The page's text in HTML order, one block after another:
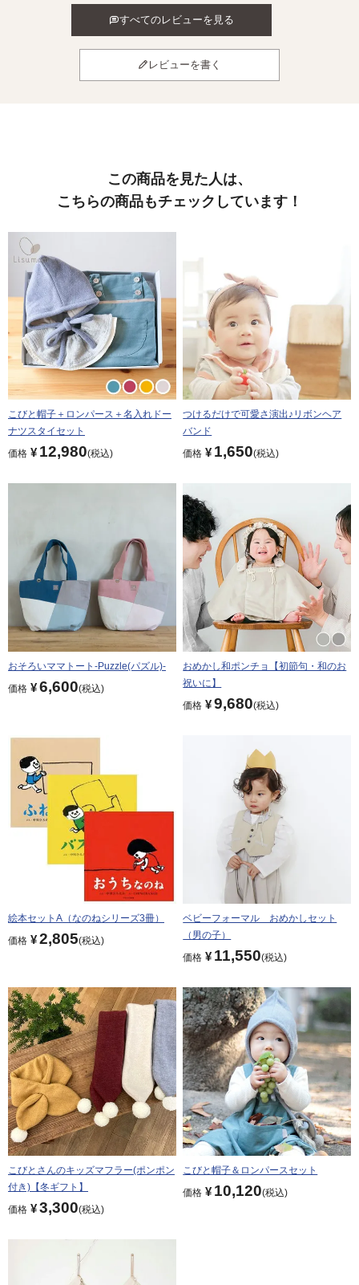
すべてのレビューを見る
レビューを書く
この商品を見た人は、
こちらの商品もチェックしています！
こびと帽子＋ロンパース＋名入れドー
ナツスタイセット
価格 ¥ 12,980 税込
つけるだけで可愛さ演出♪リボンヘア
バンド
価格 ¥ 1,650 税込
おそろいママトート-Puzzle(パズル)-
価格 ¥6,600 税込
おめかし和ポンチョ【初節句・和のお
祝いに】
価格 ¥9,680 税込
絵本セットA（なのねシリーズ3冊）
価格 ¥2,805 税込
ベビーフォーマル おめかしセット
（男の子）
価格 ¥ 11,550 税込
こびとさんのキッズマフラー(ポンポン
付き)【冬ギフト】
価格 ¥3,300 税込
こびと帽子＆ロンパースセット
価格 ¥ 10,120 税込